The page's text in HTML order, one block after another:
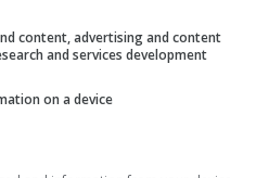
05:40 05:55 06:10
Очень сильный
анимация показывает радар
предоставлены
content, advertising and content
and services development
on a device